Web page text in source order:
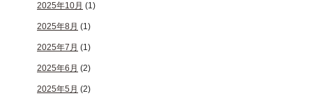
2025年10月 (1)
2025年8月 (1)
2025年7月 (1)
2025年6月 (2)
2025年5月 (2)